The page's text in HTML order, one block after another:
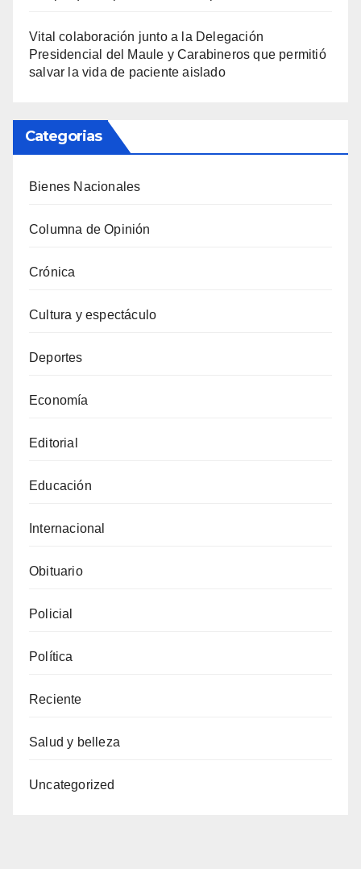
Vital colaboración junto a la Delegación
Presidencial del Maule y Carabineros que permitió
salvar la vida de paciente aislado
Categorias
Bienes Nacionales
Columna de Opinión
Crónica
Cultura y espectáculo
Deportes
Economía
Editorial
Educación
Internacional
Obituario
Policial
Política
Reciente
Salud y belleza
Uncategorized